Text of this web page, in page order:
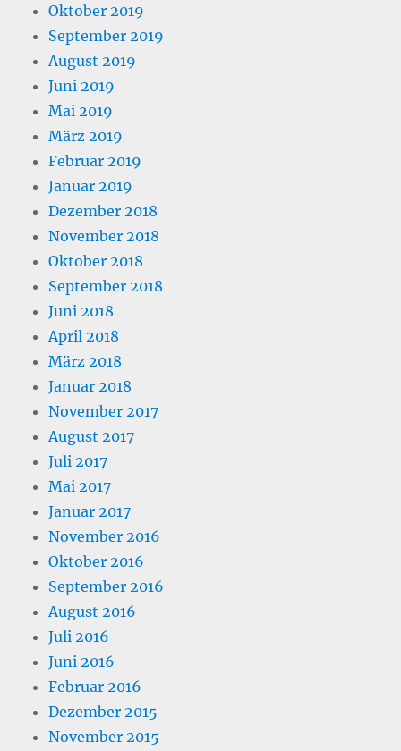
Oktober 2019
September 2019
August 2019
Juni 2019
Mai 2019
März 2019
Februar 2019
Januar 2019
Dezember 2018
November 2018
Oktober 2018
September 2018
Juni 2018
April 2018
März 2018
Januar 2018
November 2017
August 2017
Juli 2017
Mai 2017
Januar 2017
November 2016
Oktober 2016
September 2016
August 2016
Juli 2016
Juni 2016
Februar 2016
Dezember 2015
November 2015